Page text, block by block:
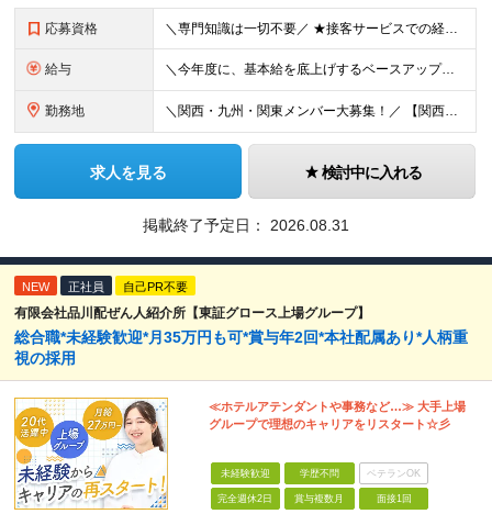
応募資格 ＼専門知識は一切不要／ ★接客サービスでの経験がある方は大歓迎！ ■未経験OK ■第二新卒歓迎 ■学歴不問 ＼こんな方にぴったりです／ ◇自分にしかできない仕事で誰かを喜ばせたい方 ◇日常でも活かせ
給与 ＼今年度に、基本給を底上げするベースアップを実施！／ ◆月給23.1万～40万円＋賞与年2回＋交通費全額支給 ※経験・資格・能力等を考慮の上、当社規定により優遇します。 ※上記の金額に加えて、時間外
勤務地 ＼関西・九州・関東メンバー大募集！／ 【関西営業所】 大阪府大阪市西区西本町1-7-21 ニシモトビル703 【九州営業所】 福岡県福岡市東区千早5-13-38 LeLien香椎参道4B 【本社
求人を見る 検討中に入れる
掲載終了予定日： 2026.08.31
NEW 正社員 自己PR不要
有限会社品川配ぜん人紹介所【東証グロース上場グループ】
総合職*未経験歓迎*月35万円も可*賞与年2回*本社配属あり*人柄重
視の採用
≪ホテルアテンダントや事務など…≫ 大手上場
グループで理想のキャリアをリスタート☆彡
未経験歓迎 学歴不問 ベテランOK
完全週休2日 賞与複数月 面接1回